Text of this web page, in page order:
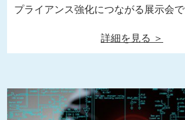
プライアンス強化につながる展示会で
詳細を見る ＞